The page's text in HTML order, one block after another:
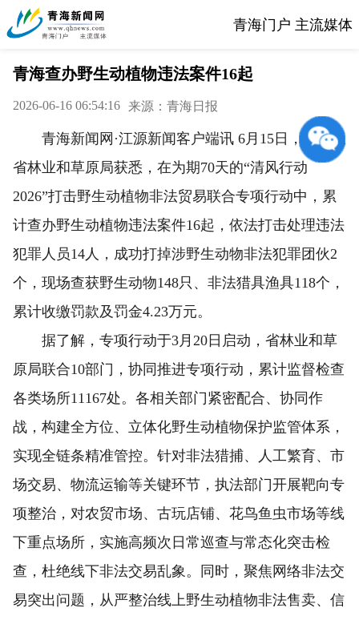
青海门户 主流媒体
青海查办野生动植物违法案件16起
2026-06-16 06:54:16 来源：青海日报
青海新闻网·江源新闻客户端讯 6月15日，记者从
省林业和草原局获悉，在为期70天的“清风行动
2026”打击野生动植物非法贸易联合专项行动中，累
计查办野生动植物违法案件16起，依法打击处理违法
犯罪人员14人，成功打掉涉野生动物非法犯罪团伙2
个，现场查获野生动物148只、非法猎具渔具118个，
累计收缴罚款及罚金4.23万元。
据了解，专项行动于3月20日启动，省林业和草
原局联合10部门，协同推进专项行动，累计监督检查
各类场所11167处。各相关部门紧密配合、协同作
战，构建全方位、立体化野生动植物保护监管体系，
实现全链条精准管控。针对非法猎捕、人工繁育、市
场交易、物流运输等关键环节，执法部门开展靶向专
项整治，对农贸市场、古玩店铺、花鸟鱼虫市场等线
下重点场所，实施高频次日常巡查与常态化突击检
查，杜绝线下非法交易乱象。同时，聚焦网络非法交
易突出问题，从严整治线上野生动植物非法售卖、信